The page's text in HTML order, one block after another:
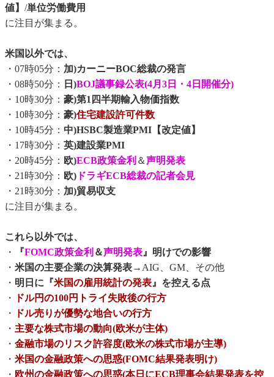
値】 /単位労働費用
に注目が集まる。
米国以外では、
・07時05分： 加)カーニーBOC総裁の発言
・08時50分：
日)BOJ議事録公表(4月3日・4日開催分)
・10時30分： 豪)第1四半期輸入物価指数
・10時30分： 豪)住宅建設許可件数
・10時45分： 中)HSBC製造業PMI【改定値】
・17時30分： 英)建設業PMI
・20時45分： 欧)ECB政策金利 ＆声明発表
・21時30分： 欧) ドラギECB総裁の記者会見
・21時30分： 加)貿易収支
に注目が集まる。
これら以外では、
・
『FOMC政策金利 ＆声明発表』明けでの影響
・ 米国の主要企業の決算発表→AIG、GM、その他
・ 明日に『米国の雇用統計の発表』を控える点
・
ドル円の100円トライ失敗後の行方
・
ドル売りが優勢な地合いの行方
・ 主要な株式市場の動向(欧米が主体)
・ 金融市場のリスク許容度(欧米の株式市場が主導)
・ 米国の金融政策への思惑(FOMC結果発表明け)
・ 欧州の金融政策への思惑(本日にECB理事会結果発表を控